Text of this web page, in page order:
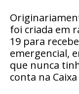
foi criada em
19 para
emergencial,
que nunca
conta na